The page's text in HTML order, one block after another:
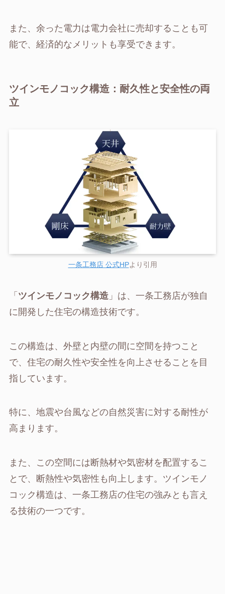
また、余った電力は電力会社に売却することも可
能で、経済的なメリットも享受できます。
ツインモノコック構造：耐久性と安全性の両
立
一条工務店 公式HPより引用
「 ツインモノコック構造」は、一条工務店が独自
に開発した住宅の構造技術です。
この構造は、外壁と内壁の間に空間を持つこと
で、住宅の耐久性や安全性を向上させることを目
指しています。
特に、地震や台風などの自然災害に対する耐性が
高まります。
また、この空間には断熱材や気密材を配置するこ
とで、断熱性や気密性も向上します。ツインモノ
コック構造は、一条工務店の住宅の強みとも言え
る技術の一つです。